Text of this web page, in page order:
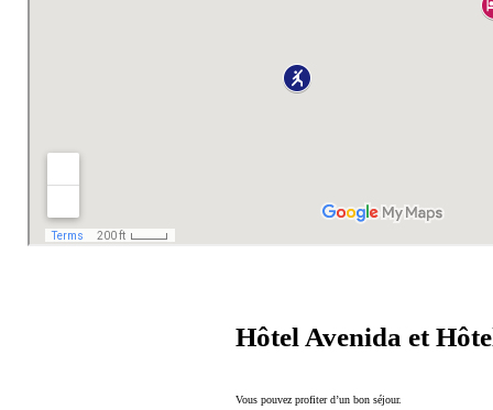
Hôtel Avenida et
Vous pouvez profiter d’un bon séjour.